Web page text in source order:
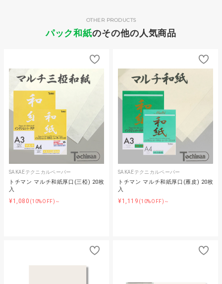
パック和紙のその他の人気商品
OTHER PRODUCTS
SAKAEテクニカルペーパー
トチマン マルチ和紙厚口(三椏) 20枚
入
¥1,080 (10%OFF)～
SAKAEテクニカルペーパー
トチマン マルチ和紙厚口(雁皮) 20枚
入
¥1,119 (10%OFF)～